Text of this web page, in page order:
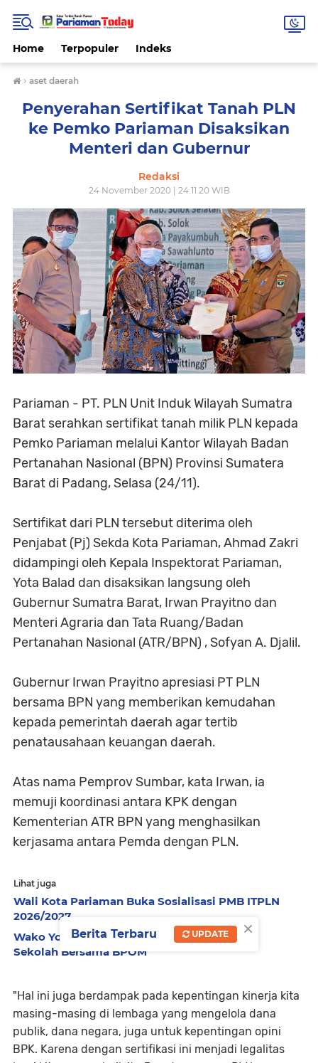
Home Terpopuler Indeks
› aset daerah
Penyerahan Sertifikat Tanah PLN
ke Pemko Pariaman Disaksikan
Menteri dan Gubernur
Redaksi
24 November 2020 | 24.11.20 WIB
Pariaman - PT. PLN Unit Induk Wilayah Sumatra
Barat serahkan sertifikat tanah milik PLN kepada
Pemko Pariaman melalui Kantor Wilayah Badan
Pertanahan Nasional (BPN) Provinsi Sumatera
Barat di Padang, Selasa (24/11).
Sertifikat dari PLN tersebut diterima oleh
Penjabat (Pj) Sekda Kota Pariaman, Ahmad Zakri
didampingi oleh Kepala Inspektorat Pariaman,
Yota Balad dan disaksikan langsung oleh
Gubernur Sumatra Barat, Irwan Prayitno dan
Menteri Agraria dan Tata Ruang/Badan
Pertanahan Nasional (ATR/BPN) , Sofyan A. Djalil.
Gubernur Irwan Prayitno apresiasi PT PLN
bersama BPN yang memberikan kemudahan
kepada pemerintah daerah agar tertib
penatausahaan keuangan daerah.
Atas nama Pemprov Sumbar, kata Irwan, ia
memuji koordinasi antara KPK dengan
Kementerian ATR BPN yang menghasilkan
kerjasama antara Pemda dengan PLN.
Lihat juga
Wali Kota Pariaman Buka Sosialisasi PMB ITPLN
2026/2027
Wako Yota Balad Pantau Uji Sampel Jajanan
Sekolah Bersama BPOM
"Hal ini juga berdampak pada kepentingan kinerja kita
masing-masing di lembaga yang mengelola dana
publik, dana negara, juga untuk kepentingan opini
BPK. Karena dengan sertifikasi ini menjadi legalitas
×
Berita Terbaru UPDATE